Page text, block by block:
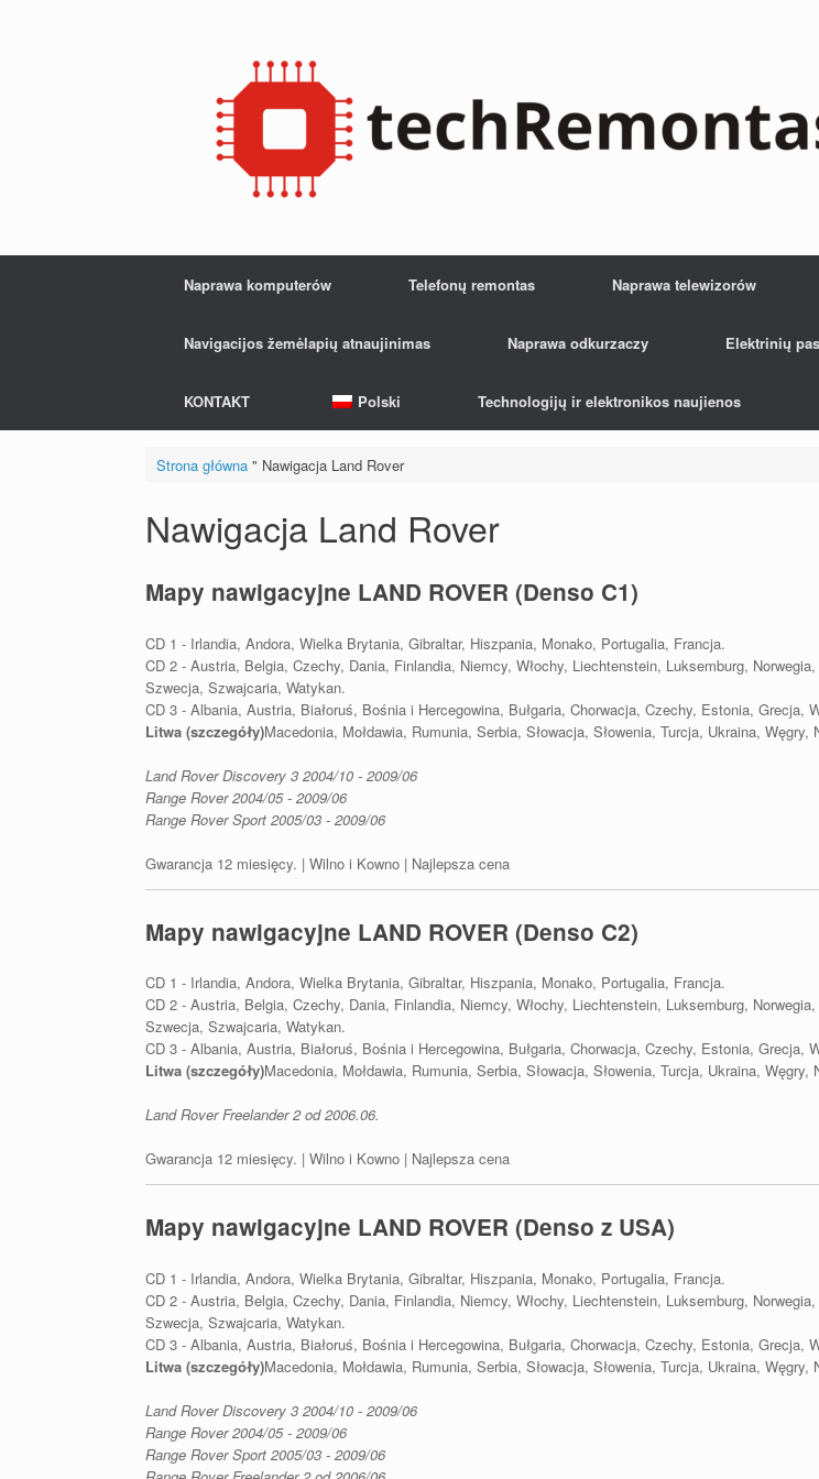
Naprawa komputerów Telefonų remontas Naprawa telewizorów
Navigacijos žemėlapių atnaujinimas Naprawa odkurzaczy Elektrinių
KONTAKT Polski Technologijų ir elektronikos naujienos
Strona główna" Nawigacja Land Rover
Nawigacja Land Rover
Mapy nawigacyjne LAND ROVER (Denso C1)
CD 1 - Irlandia, Andora, Wielka Brytania, Gibraltar, Hiszpania, Monako, Portugalia, Francja.
CD 2 - Austria, Belgia, Czechy, Dania, Finlandia, Niemcy, Włochy, Liechtenstein, Luksemburg,
Szwecja, Szwajcaria, Watykan.
CD 3 - Albania, Austria, Białoruś, Bośnia i Hercegowina, Bułgaria, Chorwacja, Czechy, Estonia, Grecja,
Litwa (szczegóły)Macedonia, Mołdawia, Rumunia, Serbia, Słowacja, Słowenia, Turcja, Ukraina, Węgry,
Land Rover Discovery 3 2004/10 - 2009/06
Range Rover 2004/05 - 2009/06
Range Rover Sport 2005/03 - 2009/06
Gwarancja 12 miesięcy. | Wilno i Kowno | Najlepsza cena
Mapy nawigacyjne LAND ROVER (Denso C2)
CD 1 - Irlandia, Andora, Wielka Brytania, Gibraltar, Hiszpania, Monako, Portugalia, Francja.
CD 2 - Austria, Belgia, Czechy, Dania, Finlandia, Niemcy, Włochy, Liechtenstein, Luksemburg,
Szwecja, Szwajcaria, Watykan.
CD 3 - Albania, Austria, Białoruś, Bośnia i Hercegowina, Bułgaria, Chorwacja, Czechy, Estonia, Grecja,
Litwa (szczegóły)Macedonia, Mołdawia, Rumunia, Serbia, Słowacja, Słowenia, Turcja, Ukraina, Węgry,
Land Rover Freelander 2 od 2006.06.
Gwarancja 12 miesięcy. | Wilno i Kowno | Najlepsza cena
Mapy nawigacyjne LAND ROVER (Denso z USA)
CD 1 - Irlandia, Andora, Wielka Brytania, Gibraltar, Hiszpania, Monako, Portugalia, Francja.
CD 2 - Austria, Belgia, Czechy, Dania, Finlandia, Niemcy, Włochy, Liechtenstein, Luksemburg,
Szwecja, Szwajcaria, Watykan.
CD 3 - Albania, Austria, Białoruś, Bośnia i Hercegowina, Bułgaria, Chorwacja, Czechy, Estonia, Grecja,
Litwa (szczegóły)Macedonia, Mołdawia, Rumunia, Serbia, Słowacja, Słowenia, Turcja, Ukraina, Węgry,
Land Rover Discovery 3 2004/10 - 2009/06
Range Rover 2004/05 - 2009/06
Range Rover Sport 2005/03 - 2009/06